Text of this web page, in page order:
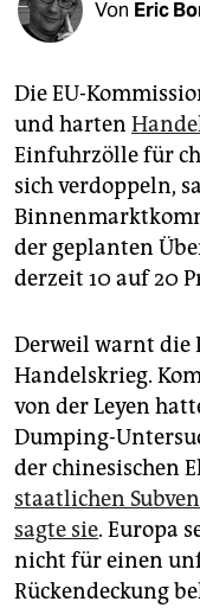
fragen & hilfe
unterstützen
abo
genossenschaft
epaper login
Von Eric
Die EU-
und harten
Einfuhrzölle für
sich verdoppeln,
der geplanten
derzeit 10 auf 20
Derweil warnt die
Handelskrieg.
von der Leyen
Dumping-
der chinesischen
staatlichen
sagte sie. Europa
nicht für einen
Rückendeckung